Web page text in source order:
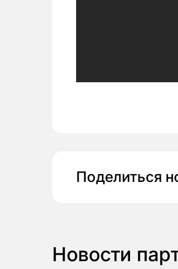
Поделиться
Новости